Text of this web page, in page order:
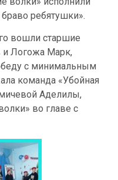
ребятушки».
вошли старшие
Логожа Марк,
с минимальным
команда «Убойная
Аделилы,
во главе с